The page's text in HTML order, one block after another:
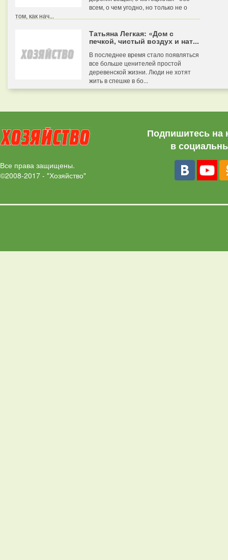
всем, о чем угодно, но только не о
том, как нач...
Татьяна Легкая: «Дом с
печкой, чистый воздух и нат...
В последнее время стало появляться
все больше ценителей простой
деревенской жизни. Люди не хотят
жить в спешке в бо...
Все права защищены.
©2008-2017 - "Хозяйство"
Подпишитесь на
в